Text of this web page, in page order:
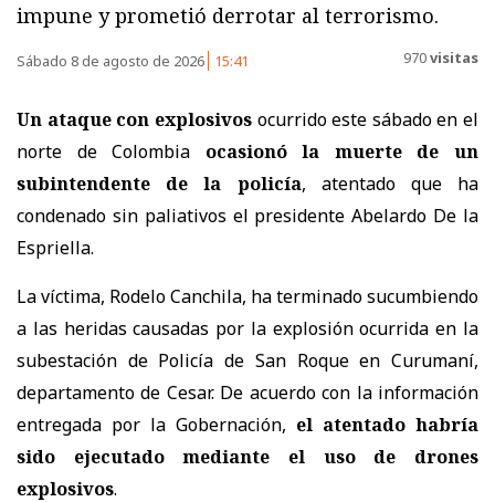
impune y prometió derrotar al terrorismo.
Sábado 8 de agosto de 2026 15:41 970visitas
Un ataque con explosivosocurrido este sábado en el
norte de Colombia ocasionó la muerte de un
subintendente de la policía, atentado que ha
condenado sin paliativos el presidente Abelardo De la
Espriella.
La víctima, Rodelo Canchila, ha terminado sucumbiendo
a las heridas causadas por la explosión ocurrida en la
subestación de Policía de San Roque en Curumaní,
departamento de Cesar. De acuerdo con la información
entregada por la Gobernación, el atentado habría
sido ejecutado mediante el uso de drones
explosivos.